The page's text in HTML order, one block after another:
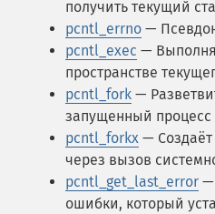
получить текущий
pcntl_errno —
pcntl_exec —
пространстве
pcntl_fork —
запущенный процесс
pcntl_forkx —
через вызов
pcntl_get_last_error —
ошибки, который